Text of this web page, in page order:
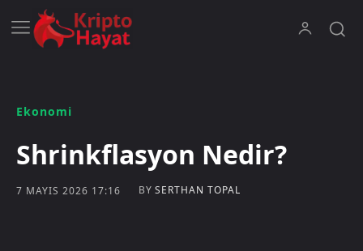
Ekonomi
Shrinkflasyon Nedir?
7 MAYIS 2026 17:16 BY SERTHAN TOPAL